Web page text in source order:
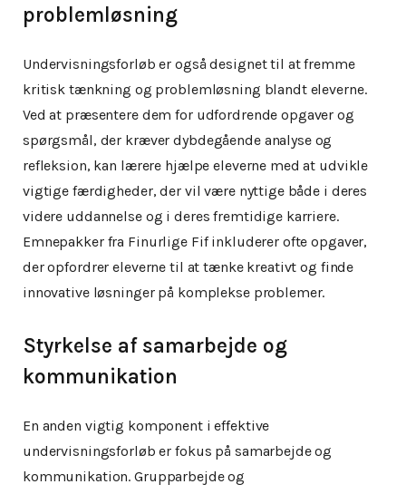
problemløsning
Undervisningsforløb er også designet til at fremme
kritisk tænkning og problemløsning blandt eleverne.
Ved at præsentere dem for udfordrende opgaver og
spørgsmål, der kræver dybdegående analyse og
refleksion, kan lærere hjælpe eleverne med at udvikle
vigtige færdigheder, der vil være nyttige både i deres
videre uddannelse og i deres fremtidige karriere.
Emnepakker fra Finurlige Fif inkluderer ofte opgaver,
der opfordrer eleverne til at tænke kreativt og finde
innovative løsninger på komplekse problemer.
Styrkelse af samarbejde og
kommunikation
En anden vigtig komponent i effektive
undervisningsforløb er fokus på samarbejde og
kommunikation. Grupparbejde og